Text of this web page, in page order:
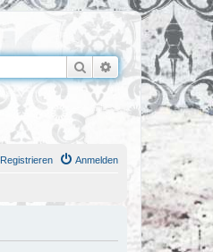
Suche Erweiterte Suche
Anmelden
Registrieren